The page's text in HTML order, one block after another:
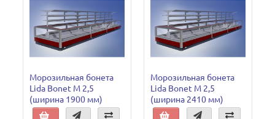
Морозильная бонета
Lida Bonet М 2,5
(ширина 1900 мм)
Морозильная бонета
Lida Bonet М 2,5
(ширина 2410 мм)